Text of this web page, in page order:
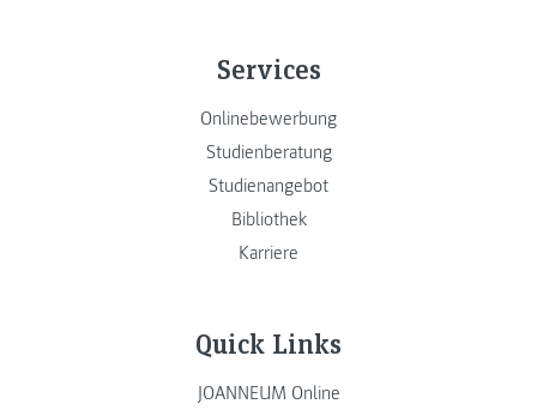
Services
Onlinebewerbung
Studienberatung
Studienangebot
Bibliothek
Karriere
Quick Links
JOANNEUM Online